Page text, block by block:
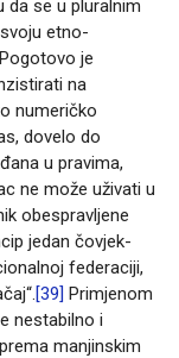
se u pluralnim
etno-
Pogotovo je
na
numeričko
dovelo do
u pravima,
ne može uživati u
obespravljene
jedan čovjek-
federaciji,
[39] Primjenom
nestabilno i
prema manjinskim